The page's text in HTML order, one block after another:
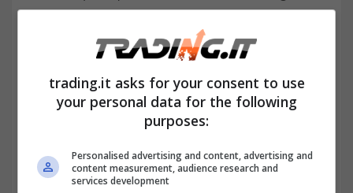
necessariamenterestare a casa.
trading.it asks for your consent to use
your personal data for the following
purposes:
Personalised advertising and content, advertising and
content measurement, audience research and
services development